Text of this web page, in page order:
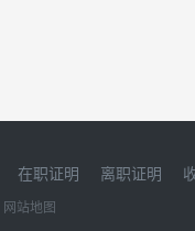
在职证明 离职证明
网站地图